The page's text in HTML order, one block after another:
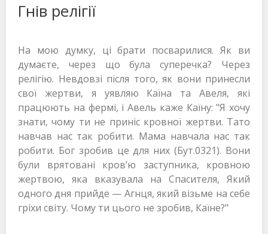
Гнів релігії
На мою думку, ці брати посварилися. Як ви
думаєте, через що була суперечка? Через
релігію. Невдовзі після того, як вони принесли
свої жертви, я уявляю Каїна та Авеля, які
працюють на фермі, і Авель каже Каїну: "Я хочу
знати, чому ти не приніс кровної жертви. Тато
навчав нас так робити. Мама навчала нас так
робити. Бог зробив це для них (Бут.0321). Вони
були врятовані кров’ю заступника, кровною
жертвою, яка вказувала на Спасителя, Який
одного дня прийде — Агнця, який візьме на себе
гріхи світу. Чому ти цього не зробив, Каїне?"